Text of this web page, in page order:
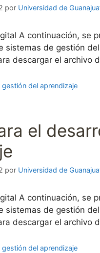
por Universidad de
A continuación, se
sistemas de gestión
descargar el
del aprendizaje
el
por Universidad de
A continuación, se
sistemas de gestión
descargar el
del aprendizaje